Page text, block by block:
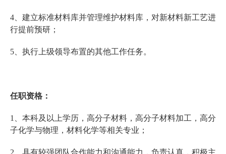
4、建立标准材料库并管理维护材料库，对新材料新工艺进
行提前预研；
5、执行上级领导布置的其他工作任务。
任职资格：
1、本科及以上学历，高分子材料，高分子材料加工，高分
子化学与物理，材料化学等相关专业；
2、具有较强团队合作能力和沟通能力，负责认真，积极主